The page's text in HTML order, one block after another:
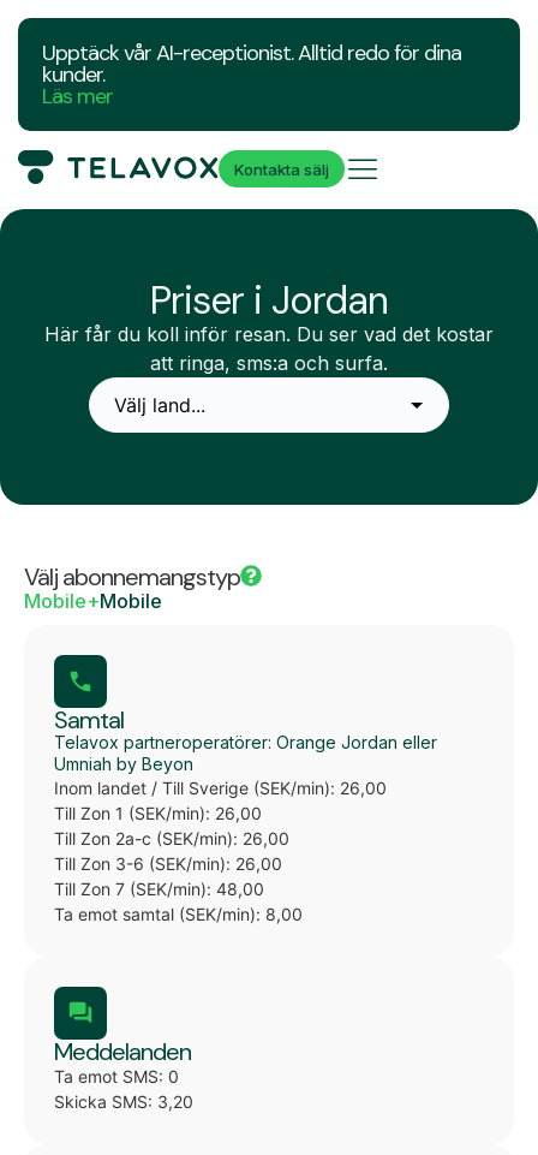
Upptäck vår AI-receptionist. Alltid redo för dina
kunder.
Läs mer
Kontakta sälj
Priser i Jordan
Här får du koll inför resan. Du ser vad det kostar
att ringa, sms:a och surfa.
Välj abonnemangstyp
Mobile+Mobile
Samtal
Telavox partneroperatörer: Orange Jordan eller
Umniah by Beyon
Inom landet / Till Sverige (SEK/min): 26,00
Till Zon 1 (SEK/min): 26,00
Till Zon 2a-c (SEK/min): 26,00
Till Zon 3-6 (SEK/min): 26,00
Till Zon 7 (SEK/min): 48,00
Ta emot samtal (SEK/min): 8,00
Meddelanden
Ta emot SMS: 0
Skicka SMS: 3,20